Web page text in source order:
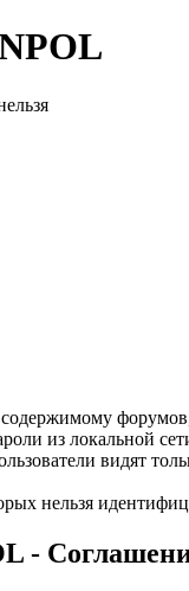
из локальной
видят
нельзя
-